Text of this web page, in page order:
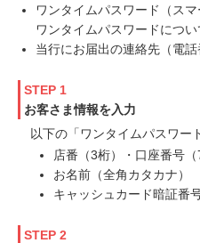
ワンタイムパスワード（ス
ワンタイムパスワードにつ
当行にお届出の連絡先（電
STEP 1
お客さま情報を入力
以下の「ワンタイムパスワー
店番（3桁）・口座番号（
お名前（全角カタカナ）
キャッシュカード暗証番
STEP 2